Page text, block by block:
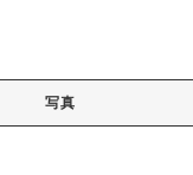
写真